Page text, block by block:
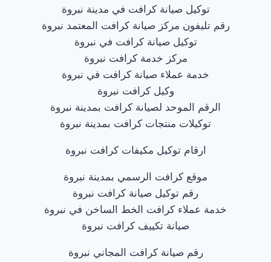
توكيل صيانة كرافت في مدينة نبروة
رقم تليفون مركز صيانة كرافت المعتمد نبروة
توكيل صيانة كرافت في نبروة
مركز خدمة كرافت نبروة
خدمة عملاء صيانة كرافت في نبروة
وكيل كرافت نبروة
الرقم الموحد لصيانة كرافت بمدينة نبروة
توكيلات منتجات كرافت بمدينة نبروة
ارقام توكيل مكيفات كرافت نبروة
موقع كرافت الرسمي بمدينة نبروة
رقم توكيل صيانة كرافت نبروة
خدمة عملاء كرافت الخط الساخن في نبروة
صيانة تكييف كرافت نبروة
رقم صيانة كرافت المجاني نبروة